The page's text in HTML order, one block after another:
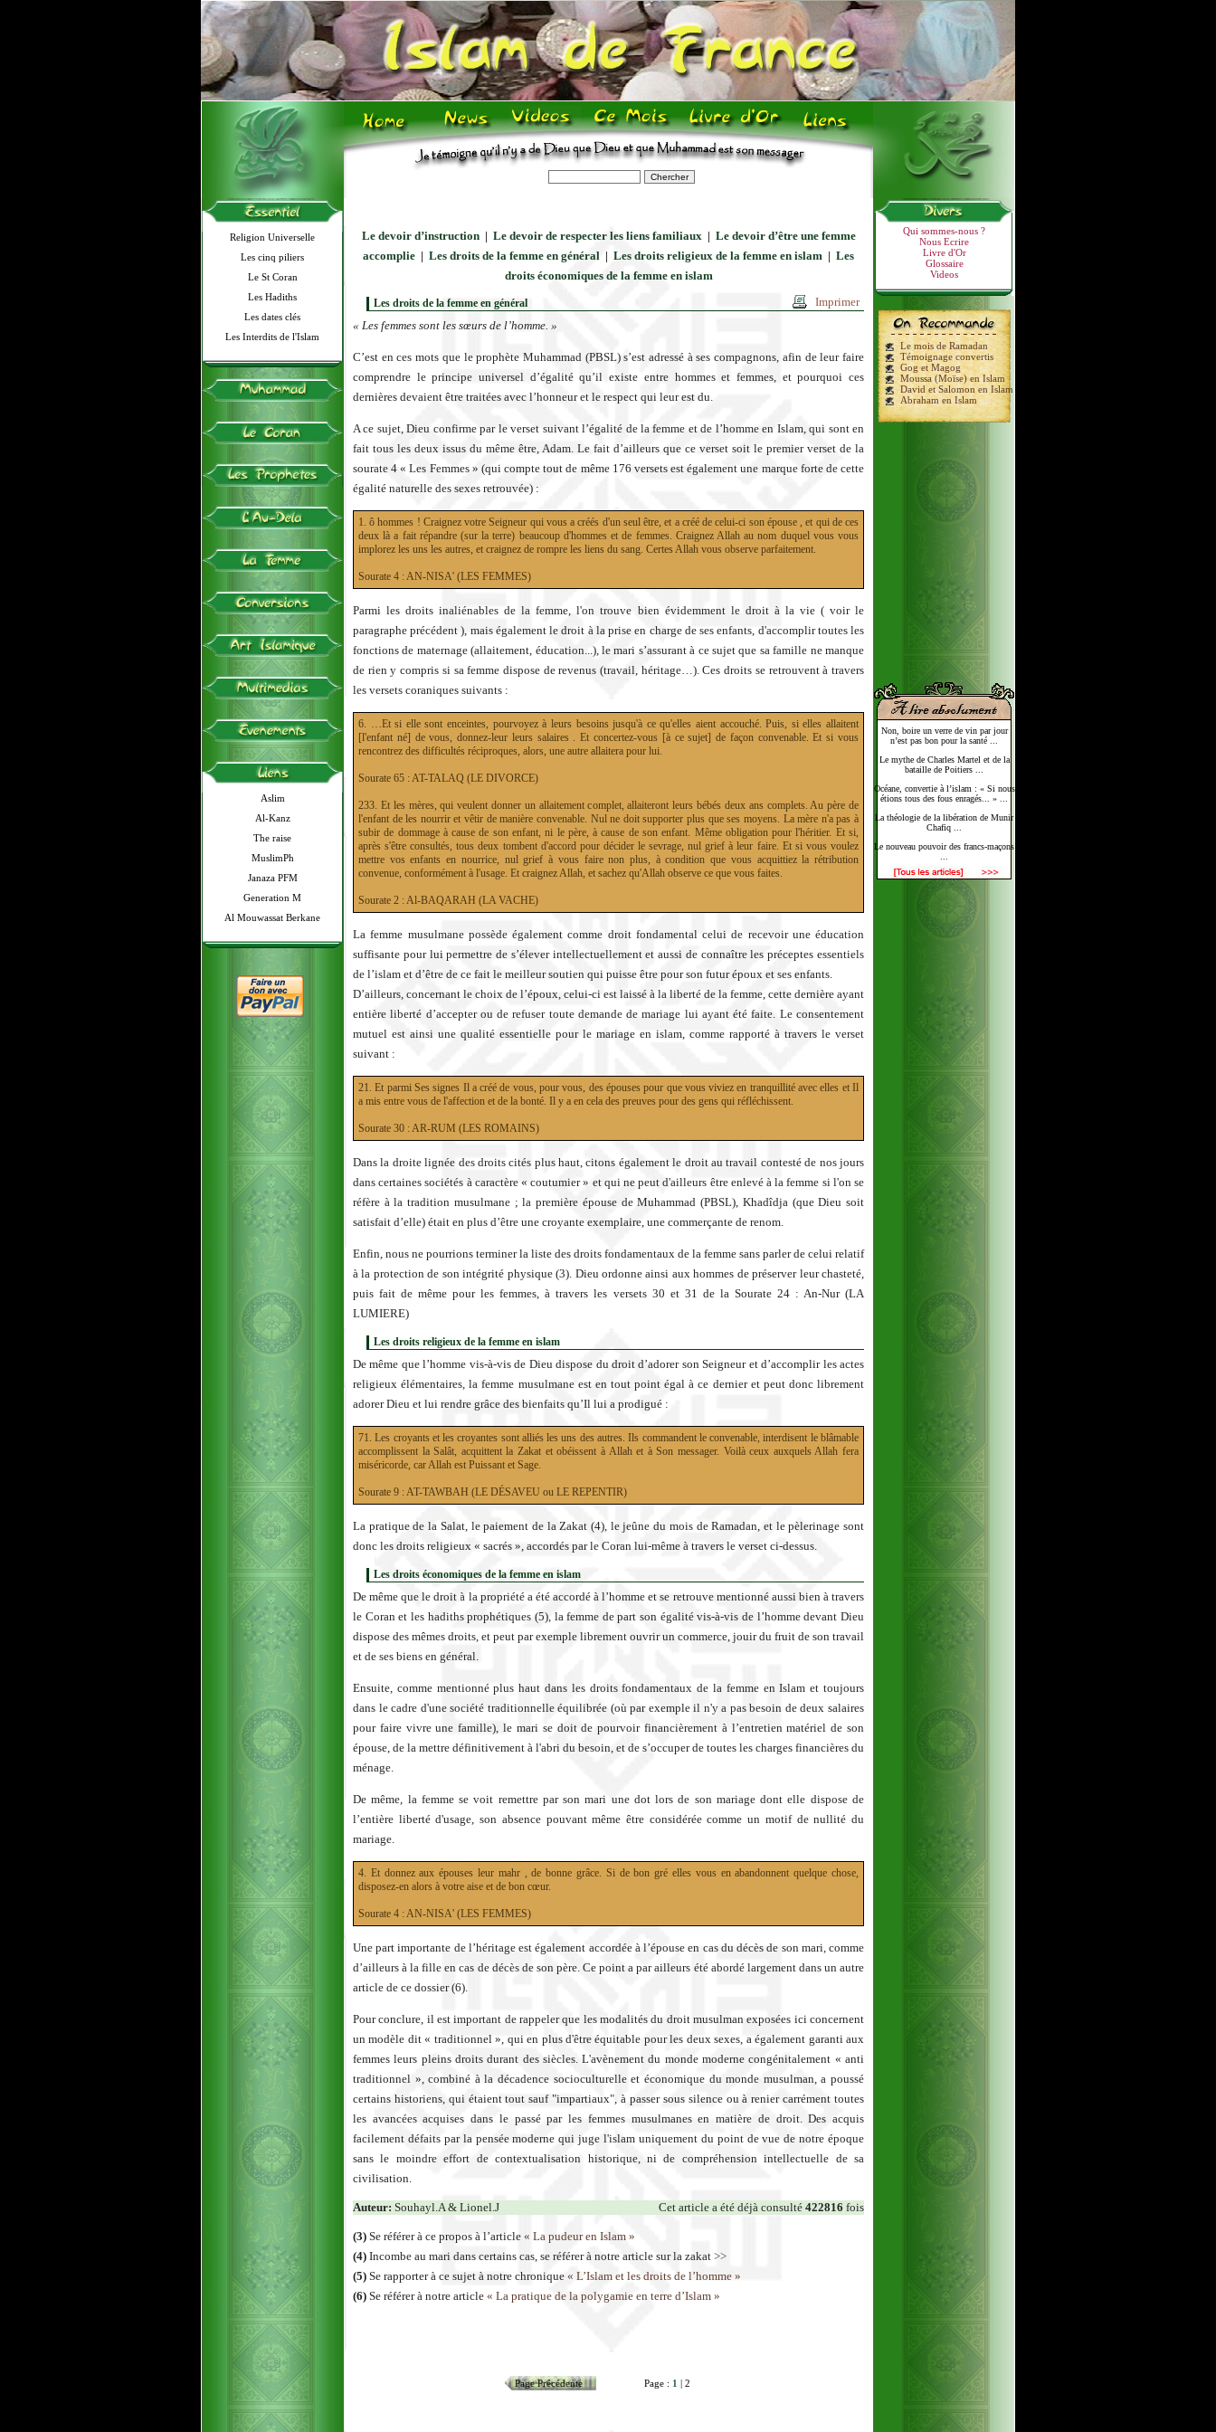
Religion Universelle
Les cinq piliers
Le St Coran
Les Hadiths
Les dates clés
Les Interdits de l'Islam
Aslim
Al-Kanz
The raise
MuslimPh
Janaza PFM
Generation M
Al Mouwassat Berkane
Qui sommes-nous ?
Nous Ecrire
Livre d'Or
Glossaire
Videos
Le mois de Ramadan
Témoignage convertis
Gog et Magog
Moussa (Moïse) en Islam
David et Salomon en Islam
Abraham en Islam
Non, boire un verre de vin par jour
n’est pas bon pour la santé ...
Le mythe de Charles Martel et de la
bataille de Poitiers ...
Océane, convertie à l’islam : « Si nous
étions tous des fous enragés... » ...
La théologie de la libération de Munir
Chafiq ...
Le nouveau pouvoir des francs-maçons
Le devoir d’instruction| Le devoir de respecter les liens familiaux| Le devoir d’être une femme
accomplie | Les droits de la femme en général | Les droits religieux de la femme en islam | Les
droits économiques de la femme en islam
Imprimer
Les droits de la femme en général
« Les femmes sont les sœurs de l’homme. »
C’est en ces mots que le prophète Muhammad (PBSL) s’est adressé à ses compagnons, afin de leur faire
comprendre le principe universel d’égalité qu’il existe entre hommes et femmes, et pourquoi ces
dernières devaient être traitées avec l’honneur et le respect qui leur est du.
A ce sujet, Dieu confirme par le verset suivant l’égalité de la femme et de l’homme en Islam, qui sont en
fait tous les deux issus du même être, Adam. Le fait d’ailleurs que ce verset soit le premier verset de la
sourate 4 « Les Femmes » (qui compte tout de même 176 versets est également une marque forte de cette
égalité naturelle des sexes retrouvée) :
1. ô hommes ! Craignez votre Seigneur qui vous a créés d'un seul être, et a créé de celui-ci son épouse , et qui de ces
deux là a fait répandre (sur la terre) beaucoup d'hommes et de femmes. Craignez Allah au nom duquel vous vous
implorez les uns les autres, et craignez de rompre les liens du sang. Certes Allah vous observe parfaitement.
Sourate 4 : AN-NISA' (LES FEMMES)
Parmi les droits inaliénables de la femme, l'on trouve bien évidemment le droit à la vie ( voir le
paragraphe précédent ), mais également le droit à la prise en charge de ses enfants, d'accomplir toutes les
fonctions de maternage (allaitement, éducation...), le mari s’assurant à ce sujet que sa famille ne manque
de rien y compris si sa femme dispose de revenus (travail, héritage…). Ces droits se retrouvent à travers
les versets coraniques suivants :
6. …Et si elle sont enceintes, pourvoyez à leurs besoins jusqu'à ce qu'elles aient accouché. Puis, si elles allaitent
[l'enfant né] de vous, donnez-leur leurs salaires . Et concertez-vous [à ce sujet] de façon convenable. Et si vous
rencontrez des difficultés réciproques, alors, une autre allaitera pour lui.
Sourate 65 : AT-TALAQ (LE DIVORCE)
233. Et les mères, qui veulent donner un allaitement complet, allaiteront leurs bébés deux ans complets. Au père de
l'enfant de les nourrir et vêtir de manière convenable. Nul ne doit supporter plus que ses moyens. La mère n'a pas à
subir de dommage à cause de son enfant, ni le père, à cause de son enfant. Même obligation pour l'héritier. Et si,
après s'être consultés, tous deux tombent d'accord pour décider le sevrage, nul grief à leur faire. Et si vous voulez
mettre vos enfants en nourrice, nul grief à vous faire non plus, à condition que vous acquittiez la rétribution
convenue, conformément à l'usage. Et craignez Allah, et sachez qu'Allah observe ce que vous faites.
Sourate 2 : Al-BAQARAH (LA VACHE)
La femme musulmane possède également comme droit fondamental celui de recevoir une éducation
suffisante pour lui permettre de s’élever intellectuellement et aussi de connaître les préceptes essentiels
de l’islam et d’être de ce fait le meilleur soutien qui puisse être pour son futur époux et ses enfants.
D’ailleurs, concernant le choix de l’époux, celui-ci est laissé à la liberté de la femme, cette dernière ayant
entière liberté d’accepter ou de refuser toute demande de mariage lui ayant été faite. Le consentement
mutuel est ainsi une qualité essentielle pour le mariage en islam, comme rapporté à travers le verset
suivant :
21. Et parmi Ses signes Il a créé de vous, pour vous, des épouses pour que vous viviez en tranquillité avec elles et Il
a mis entre vous de l'affection et de la bonté. Il y a en cela des preuves pour des gens qui réfléchissent.
Sourate 30 : AR-RUM (LES ROMAINS)
Dans la droite lignée des droits cités plus haut, citons également le droit au travail contesté de nos jours
dans certaines sociétés à caractère « coutumier » et qui ne peut d'ailleurs être enlevé à la femme si l'on se
réfère à la tradition musulmane ; la première épouse de Muhammad (PBSL), Khadîdja (que Dieu soit
satisfait d’elle) était en plus d’être une croyante exemplaire, une commerçante de renom.
Enfin, nous ne pourrions terminer la liste des droits fondamentaux de la femme sans parler de celui relatif
à la protection de son intégrité physique (3). Dieu ordonne ainsi aux hommes de préserver leur chasteté,
puis fait de même pour les femmes, à travers les versets 30 et 31 de la Sourate 24 : An-Nur (LA
LUMIERE)
Les droits religieux de la femme en islam
De même que l’homme vis-à-vis de Dieu dispose du droit d’adorer son Seigneur et d’accomplir les actes
religieux élémentaires, la femme musulmane est en tout point égal à ce dernier et peut donc librement
adorer Dieu et lui rendre grâce des bienfaits qu’Il lui a prodigué :
71. Les croyants et les croyantes sont alliés les uns des autres. Ils commandent le convenable, interdisent le blâmable
accomplissent la Salât, acquittent la Zakat et obéissent à Allah et à Son messager. Voilà ceux auxquels Allah fera
miséricorde, car Allah est Puissant et Sage.
Sourate 9 : AT-TAWBAH (LE DÉSAVEU ou LE REPENTIR)
La pratique de la Salat, le paiement de la Zakat (4), le jeûne du mois de Ramadan, et le pèlerinage sont
donc les droits religieux « sacrés », accordés par le Coran lui-même à travers le verset ci-dessus.
Les droits économiques de la femme en islam
De même que le droit à la propriété a été accordé à l’homme et se retrouve mentionné aussi bien à travers
le Coran et les hadiths prophétiques (5), la femme de part son égalité vis-à-vis de l’homme devant Dieu
dispose des mêmes droits, et peut par exemple librement ouvrir un commerce, jouir du fruit de son travail
et de ses biens en général.
Ensuite, comme mentionné plus haut dans les droits fondamentaux de la femme en Islam et toujours
dans le cadre d'une société traditionnelle équilibrée (où par exemple il n'y a pas besoin de deux salaires
pour faire vivre une famille), le mari se doit de pourvoir financièrement à l’entretien matériel de son
épouse, de la mettre définitivement à l'abri du besoin, et de s’occuper de toutes les charges financières du
ménage.
De même, la femme se voit remettre par son mari une dot lors de son mariage dont elle dispose de
l’entière liberté d'usage, son absence pouvant même être considérée comme un motif de nullité du
mariage.
4. Et donnez aux épouses leur mahr , de bonne grâce. Si de bon gré elles vous en abandonnent quelque chose,
disposez-en alors à votre aise et de bon cœur.
Sourate 4 : AN-NISA' (LES FEMMES)
Une part importante de l’héritage est également accordée à l’épouse en cas du décès de son mari, comme
d’ailleurs à la fille en cas de décès de son père. Ce point a par ailleurs été abordé largement dans un autre
article de ce dossier (6).
Pour conclure, il est important de rappeler que les modalités du droit musulman exposées ici concernent
un modèle dit « traditionnel », qui en plus d'être équitable pour les deux sexes, a également garanti aux
femmes leurs pleins droits durant des siècles. L'avènement du monde moderne congénitalement « anti
traditionnel », combiné à la décadence socioculturelle et économique du monde musulman, a poussé
certains historiens, qui étaient tout sauf "impartiaux", à passer sous silence ou à renier carrément toutes
les avancées acquises dans le passé par les femmes musulmanes en matière de droit. Des acquis
facilement défaits par la pensée moderne qui juge l'islam uniquement du point de vue de notre époque
sans le moindre effort de contextualisation historique, ni de compréhension intellectuelle de sa
civilisation.
Auteur: Souhayl.A & Lionel.J Cet article a été déjà consulté 422816 fois
(3) Se référer à ce propos à l’article « La pudeur en Islam »
(4) Incombe au mari dans certains cas, se référer à notre article sur la zakat >>
(5) Se rapporter à ce sujet à notre chronique « L’Islam et les droits de l’homme »
(6) Se référer à notre article « La pratique de la polygamie en terre d’Islam »
Page Précédente Page : 1 | 2